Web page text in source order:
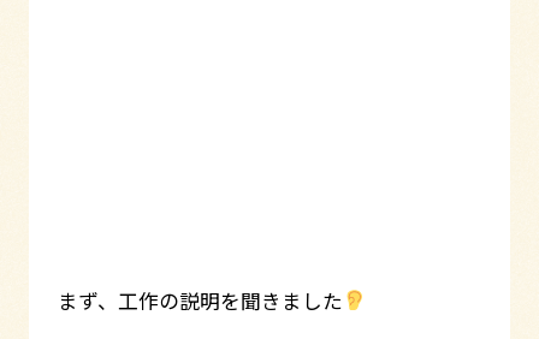
まず、工作の説明を聞きました